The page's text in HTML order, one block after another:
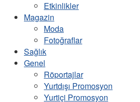
Etkinlikler
Magazin
Moda
Fotoğraflar
Sağlık
Genel
Röportajlar
Yurtdışı Promosyon
Yurtiçi Promosyon